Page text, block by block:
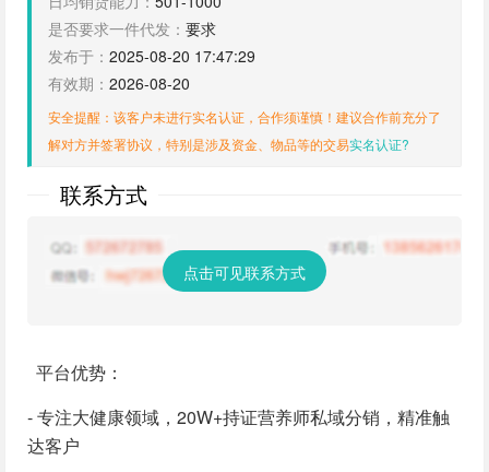
是否要求一件代发： 要求
发布于： 2025-08-20 17:47:29
有效期： 2026-08-20
安全提醒：该客户未进行实名认证，合作须谨慎！建议合作前充分了
解对方并签署协议，特别是涉及资金、物品等的交易实名认证?
联系方式
点击可见联系方式
平台优势：
- 专注大健康领域，20W+持证营养师私域分销，精准触
达客户